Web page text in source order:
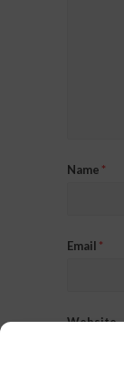
Name *
Email *
Website